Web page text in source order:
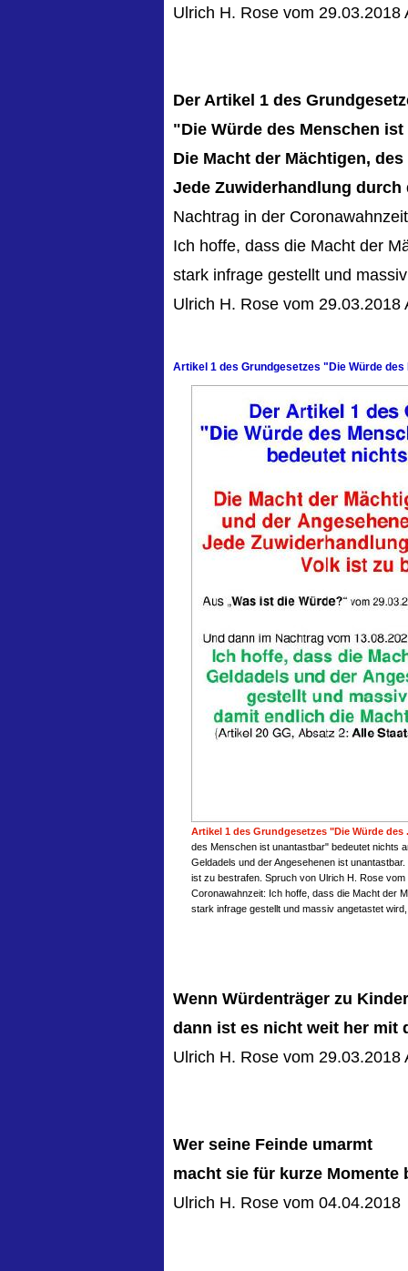
Ulrich H. Rose vom 29.03.2018
Der Artikel 1 des
"Die Würde des Menschen
Die Macht der Mächtigen,
Jede Zuwiderhandlung durch
Nachtrag in der
Ich hoffe, dass die Macht der
stark infrage gestellt und
Ulrich H. Rose vom 29.03.2018
Artikel 1 des Grundgesetzes "Die Würde des
Artikel 1 des Grundgesetzes "Die Würde des
des Menschen ist unantastbar" bedeutet nichts
Geldadels und der Angesehenen ist
ist zu bestrafen. Spruch von Ulrich H. Rose
Coronawahnzeit: Ich hoffe, dass die Macht der
stark infrage gestellt und massiv angetastet
Wenn Würdenträger zu
dann ist es nicht weit her mit
Ulrich H. Rose vom 29.03.2018
Wer seine Feinde umarmt
macht sie für kurze Momente
Ulrich H. Rose vom 04.04.2018